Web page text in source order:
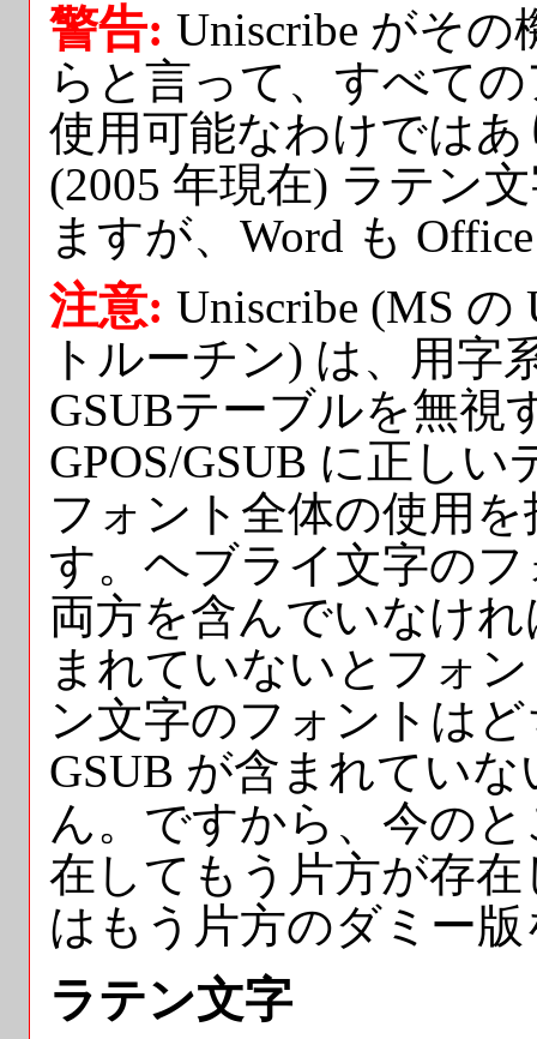
警告: Uniscribe がそ
らと言って、すべて
使用可能なわけではあ
(2005 年現在) ラテン
ますが、Word も
注意: Uniscribe (MS
トルーチン) は、用字
GSUBテーブルを無視
GPOS/GSUB に正し
フォント全体の使用
す。ヘブライ文字のフ
両方を含んでいなけ
まれていないとフォ
ン文字のフォントは
GSUB が含まれてい
ん。ですから、今の
在してもう片方が存在
はもう片方のダミー
ラテン文字